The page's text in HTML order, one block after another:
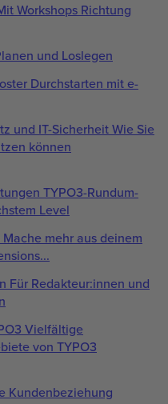
Workshops Richtung
und Loslegen
Durchstarten mit e-
und IT-SicherheitWie Sie
können
TYPO3-Rundum-
Level
Mache mehr aus deinem
Für Redakteur:innen und
Vielfältige
von TYPO3
Kundenbeziehung